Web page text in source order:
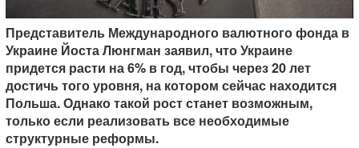
Представитель Международного валютного фонда в
Украине Йоста Люнгман заявил, что Украине
придется расти на 6% в год, чтобы через 20 лет
достичь того уровня, на котором сейчас находится
Польша. Однако такой рост станет возможным,
только если реализовать все необходимые
структурные реформы.